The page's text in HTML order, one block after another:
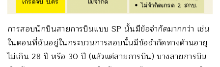
การสอบนักบินสายการบินแบบ SP นั้นมีข้อจำกัดมากกว่า เช่น
ในตอนที่ฉันอยู่ในกระบวนการสอบนั้นมีข้อจำกัดทางด้านอายุ
ไม่เกิน 28 ปี หรือ 30 ปี (แล้วแต่สายการบิน) บางสายการบิน